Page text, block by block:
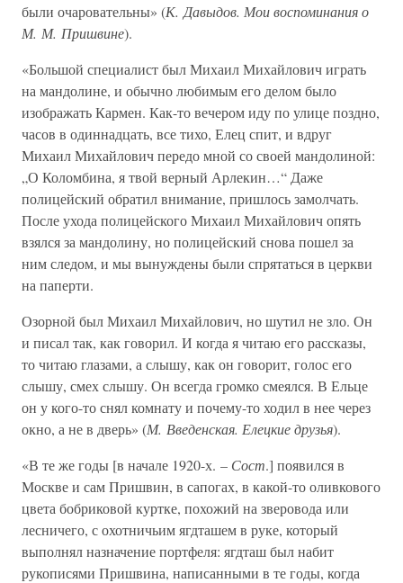
были очаровательны» (К. Давыдов. Мои воспоминания о
М. М. Пришвине).
«Большой специалист был Михаил Михайлович играть
на мандолине, и обычно любимым его делом было
изображать Кармен. Как-то вечером иду по улице поздно,
часов в одиннадцать, все тихо, Елец спит, и вдруг
Михаил Михайлович передо мной со своей мандолиной:
„О Коломбина, я твой верный Арлекин…“ Даже
полицейский обратил внимание, пришлось замолчать.
После ухода полицейского Михаил Михайлович опять
взялся за мандолину, но полицейский снова пошел за
ним следом, и мы вынуждены были спрятаться в церкви
на паперти.
Озорной был Михаил Михайлович, но шутил не зло. Он
и писал так, как говорил. И когда я читаю его рассказы,
то читаю глазами, а слышу, как он говорит, голос его
слышу, смех слышу. Он всегда громко смеялся. В Ельце
он у кого-то снял комнату и почему-то ходил в нее через
окно, а не в дверь» (М. Введенская. Елецкие друзья).
«В те же годы [в начале 1920-х. – Сост.] появился в
Москве и сам Пришвин, в сапогах, в какой-то оливкового
цвета бобриковой куртке, похожий на зверовода или
лесничего, с охотничьим ягдташем в руке, который
выполнял назначение портфеля: ягдташ был набит
рукописями Пришвина, написанными в те годы, когда